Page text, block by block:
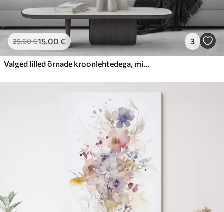
25.00€15.00 € 3
Valged lilled õrnade kroonlehtedega, mis on paigutatud kauni lillemustriga heledal taustal